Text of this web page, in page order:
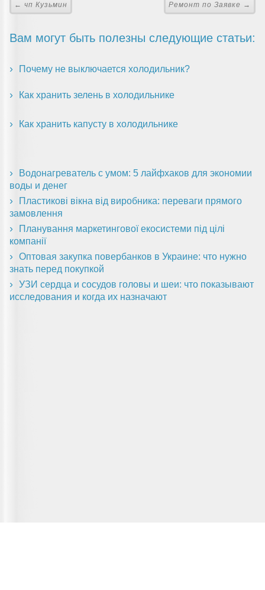
← чп Кузьмин Ремонт по Заявке →
Вам могут быть полезны следующие статьи:
Почему не выключается холодильник?
Как хранить зелень в холодильнике
Как хранить капусту в холодильнике
Водонагреватель с умом: 5 лайфхаков для экономии
воды и денег
Пластикові вікна від виробника: переваги прямого
замовлення
Планування маркетингової екосистеми під цілі
компанії
Оптовая закупка повербанков в Украине: что нужно
знать перед покупкой
УЗИ сердца и сосудов головы и шеи: что показывают
исследования и когда их назначают